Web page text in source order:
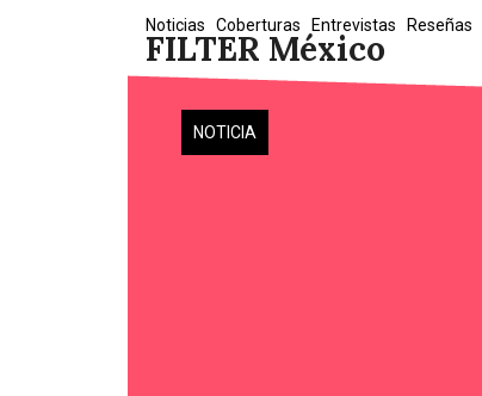
FILTER México
Noticias Coberturas Entrevistas Reseñas
NOTICIA